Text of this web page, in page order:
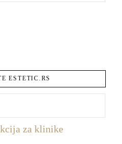
ESTETIC.RS
za klinike